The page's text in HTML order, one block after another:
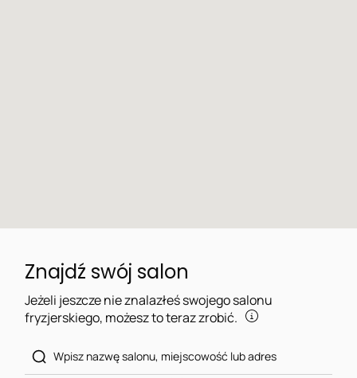
Znajdź swój salon
Jeżeli jeszcze nie znalazłeś swojego salonu
fryzjerskiego, możesz to teraz zrobić.